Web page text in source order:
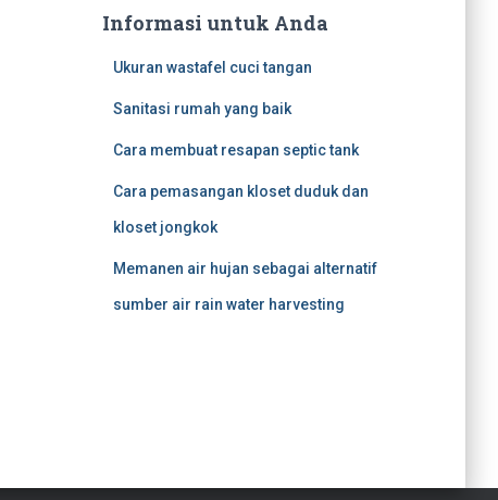
Informasi untuk Anda
Ukuran wastafel cuci tangan
Sanitasi rumah yang baik
Cara membuat resapan septic tank
Cara pemasangan kloset duduk dan
kloset jongkok
Memanen air hujan sebagai alternatif
sumber air rain water harvesting